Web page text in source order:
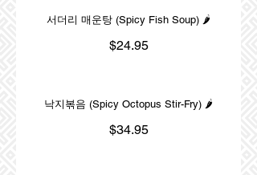
서더리 매운탕 (Spicy Fish Soup) 🌶️
$24.95
낙지볶음 (Spicy Octopus Stir-Fry) 🌶️
$34.95